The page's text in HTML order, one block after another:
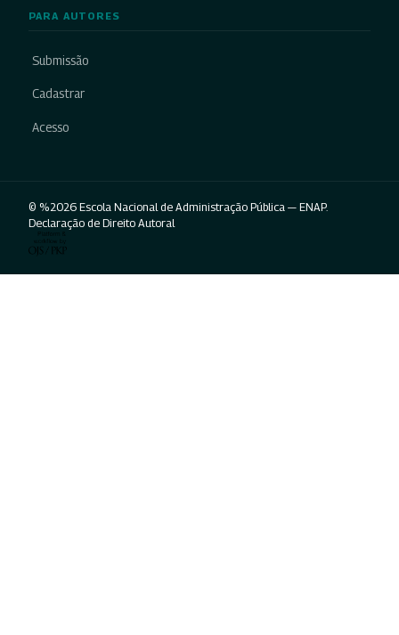
PARA AUTORES
Submissão
Cadastrar
Acesso
© %2026 Escola Nacional de Administração Pública — ENAP.
Declaração de Direito Autoral